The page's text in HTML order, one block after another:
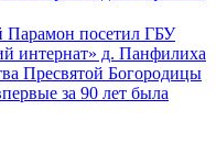
Парамон посетил ГБУ
интернат» д. Панфилиха